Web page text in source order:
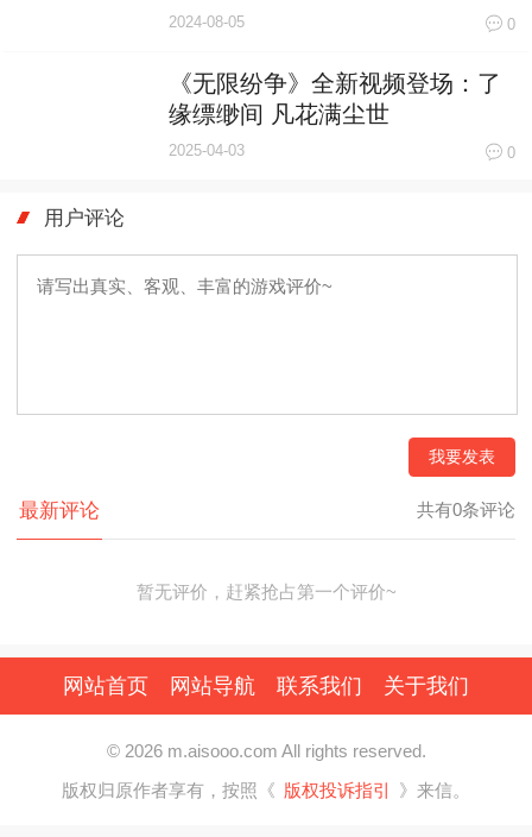
2024-08-05 0
《无限纷争》全新视频登场：了
缘缥缈间 凡花满尘世
2025-04-03 0
用户评论
我要发表
最新评论 共有0条评论
暂无评价，赶紧抢占第一个评价~
网站首页 网站导航 联系我们 关于我们
© 2026 m.aisooo.com All rights reserved.
版权归原作者享有，按照《 版权投诉指引 》来信。